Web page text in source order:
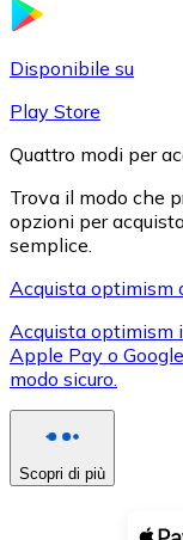
XRP
XRP
Vedi tutto
Buoni cripto
Disponibile su
Play Store
Quattro modi per
Trova il modo che
opzioni per
semplice.
Acquista optimism
Acquista optimism
Apple Pay o
modo sicuro.
Scopri di più